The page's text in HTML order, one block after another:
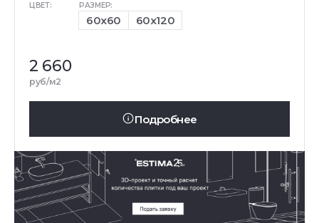
ЦВЕТ: РАЗМЕР:
60x60 60x120
2 660
руб/м2
Подробнее